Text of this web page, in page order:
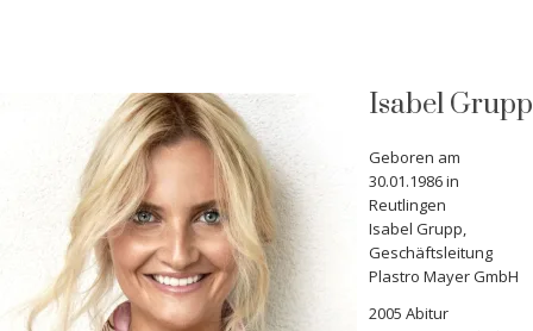
Isabel Grupp
Geboren am
30.01.1986 in
Reutlingen
Isabel Grupp,
Geschäftsleitung
Plastro Mayer GmbH
2005 Abitur